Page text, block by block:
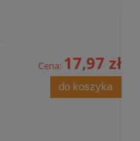
Cena: 17,97 zł
do koszyka